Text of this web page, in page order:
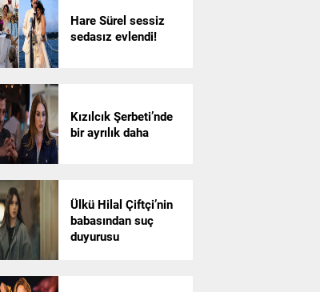
Hare Sürel sessiz
sedasız evlendi!
Kızılcık Şerbeti’nde
bir ayrılık daha
Ülkü Hilal Çiftçi’nin
babasından suç
duyurusu